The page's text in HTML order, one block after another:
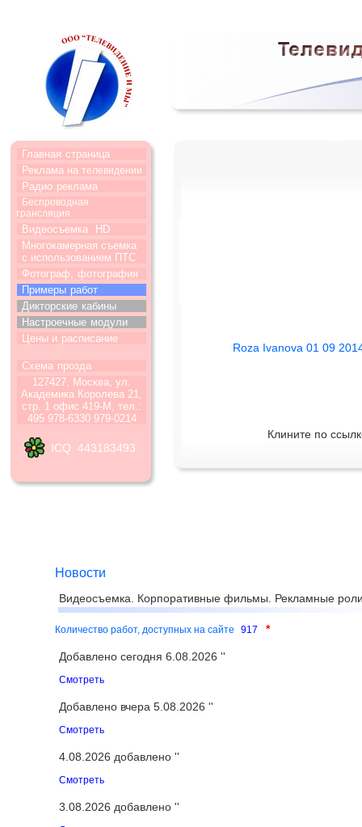
Главная страница
Реклама на телевидении
Радио реклама
Беспроводная
трансляция
Видеосъемка
HD
Многокамерная съемка
с использованием ПТС
Фотограф, фотография
Примеры работ
Дикторские кабины
Настроечные модули
Цены и расписание
Схема прозда
127427, Москва, ул.
Академика Королева 21,
стр. 1 офис 419-М, тел.:
495 978-6330 979-0214
ICQ 443183493
Roza Ivanova 01 09
Клините по
Новости
Видеосъемка. Корпоративные фильмы. Рекламные
Количество работ, доступных на сайте 917 *
Добавлено сегодня 6.08.2026 ''
Смотреть
Добавлено вчера 5.08.2026 ''
Смотреть
4.08.2026 добавлено ''
Смотреть
3.08.2026 добавлено ''